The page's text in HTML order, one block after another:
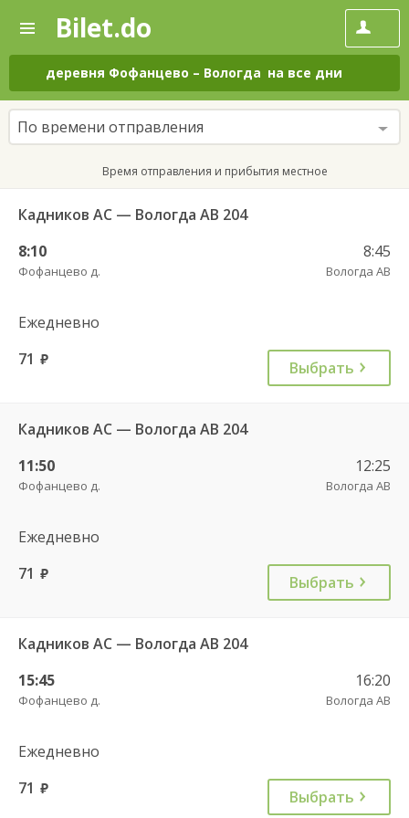
—
Поиск
и
покупка
билетов
на
автобус
онлайн
Bilet.do
деревня Фофанцево – Вологда на все дни
По времени отправления
Время отправления и прибытия местное
Кадников АС — Вологда АВ 204
8:10
Фофанцево д.
8:45
Вологда АВ
Ежедневно
71 руб. Выбрать
Кадников АС — Вологда АВ 204
11:50
Фофанцево д.
12:25
Вологда АВ
Ежедневно
71 руб. Выбрать
Кадников АС — Вологда АВ 204
15:45
Фофанцево д.
16:20
Вологда АВ
Ежедневно
71 руб. Выбрать